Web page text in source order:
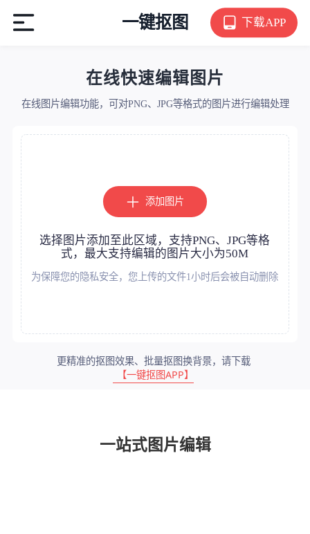
一键抠图 下载APP
在线快速编辑图片
在线图片编辑功能，可对PNG、JPG等格式的图片进行编辑处理
添加图片
选择图片添加至此区域，支持PNG、JPG等格
式，最大支持编辑的图片大小为50M
为保障您的隐私安全，您上传的文件1小时后会被自动删除
更精准的抠图效果、批量抠图换背景，请下载
【一键抠图APP】
一站式图片编辑